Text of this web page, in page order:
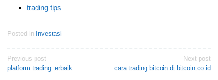
trading tips
Posted in Investasi
Post
navigation
Previous post
platform trading terbaik
Next post
cara trading bitcoin di bitcoin.co.id